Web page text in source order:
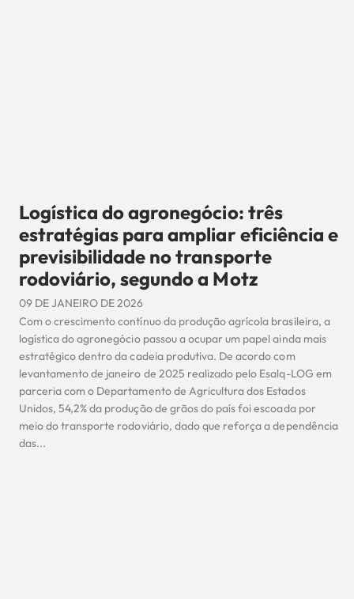
Logística do agronegócio: três
estratégias para ampliar eficiência e
previsibilidade no transporte
rodoviário, segundo a Motz
09 DE JANEIRO DE 2026
Com o crescimento contínuo da produção agrícola brasileira, a
logística do agronegócio passou a ocupar um papel ainda mais
estratégico dentro da cadeia produtiva. De acordo com
levantamento de janeiro de 2025 realizado pelo Esalq-LOG em
parceria com o Departamento de Agricultura dos Estados
Unidos, 54,2% da produção de grãos do país foi escoada por
meio do transporte rodoviário, dado que reforça a dependência
das...